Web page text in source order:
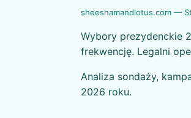
sheeshamandlotus.com —
Wybory prezydenckie
frekwencję. Legalni
Analiza sondaży,
2026 roku.